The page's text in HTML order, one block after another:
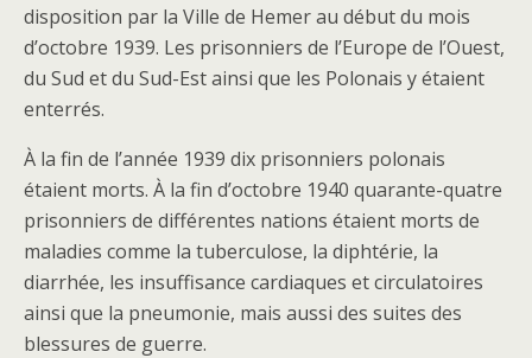
disposition par la Ville de Hemer au début du mois
d’octobre 1939. Les prisonniers de l’Europe de l’Ouest,
du Sud et du Sud-Est ainsi que les Polonais y étaient
enterrés.
À la fin de l’année 1939 dix prisonniers polonais
étaient morts. À la fin d’octobre 1940 quarante-quatre
prisonniers de différentes nations étaient morts de
maladies comme la tuberculose, la diphtérie, la
diarrhée, les insuffisance cardiaques et circulatoires
ainsi que la pneumonie, mais aussi des suites des
blessures de guerre.